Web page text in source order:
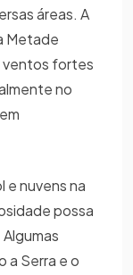
áreas. A
Metade
ventos fortes
no
e nuvens na
possa
a Serra e o